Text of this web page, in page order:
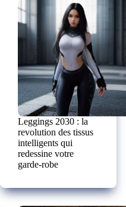
Leggings 2030 : la
revolution des tissus
intelligents qui
redessine votre
garde-robe